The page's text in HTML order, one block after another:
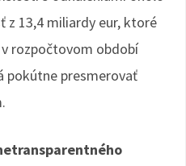
z 13,4 miliardy eur, ktoré
rozpočtovom období
pokútne presmerovať